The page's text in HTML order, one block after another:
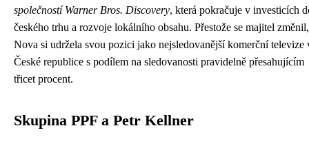
společností Warner Bros. Discovery, která pokračuje v investicích
českého trhu a rozvoje lokálního obsahu. Přestože se majitel změnil,
Nova si udržela svou pozici jako nejsledovanější komerční televize
České republice s podílem na sledovanosti pravidelně přesahujícím
třicet procent.
Skupina PPF a Petr Kellner